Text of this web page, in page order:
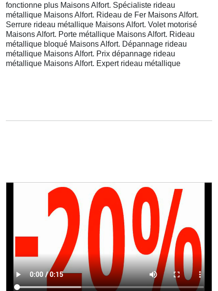
fonctionne plus Maisons Alfort. Spécialiste rideau
métallique Maisons Alfort. Rideau de Fer Maisons Alfort.
Serrure rideau métallique Maisons Alfort. Volet motorisé
Maisons Alfort. Porte métallique Maisons Alfort. Rideau
métallique bloqué Maisons Alfort. Dépannage rideau
métallique Maisons Alfort. Prix dépannage rideau
métallique Maisons Alfort. Expert rideau métallique